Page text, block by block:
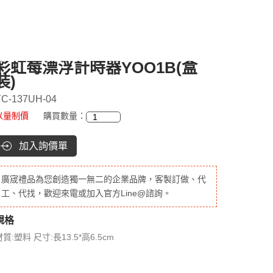
虹莓漂浮計時器YOO1B(盒
)
137UH-04
量制價 購買數量：
加入詢價單
廣宬禮品為您創造獨一無二的企業品牌，客製訂做、代
工、代找，歡迎來電或加入官方Line@諮詢。
格
質:塑料 尺寸:長13.5*高6.5cm